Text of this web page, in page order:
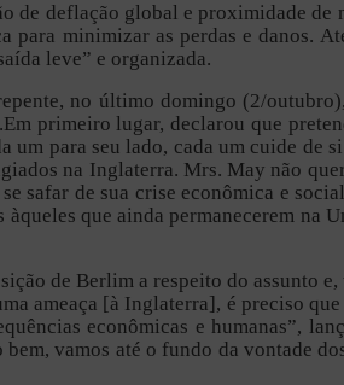
de deflação global e proximidade de
minimizar as perdas e danos.
leve” e organizada.
no último domingo (2/
primeiro lugar, declarou que
para seu lado, cada um cuide de
na Inglaterra. Mrs. May não
safar de sua crise econômica e
que ainda permanecerem na
de Berlim a respeito do assunto e,
ameaça [à Inglaterra], é preciso
econômicas e humanas”,
vamos até o fundo da vontade